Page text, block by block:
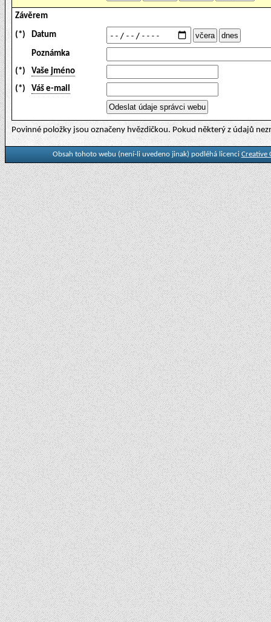
Závěrem
(*) Datum
Poznámka
(*)
Vaše jméno
(*)
Váš e-mail
Povinné položky jsou označeny hvězdičkou. Pokud některý z údajů
Obsah tohoto webu (není-li uvedeno jinak) podléhá licenci Creative